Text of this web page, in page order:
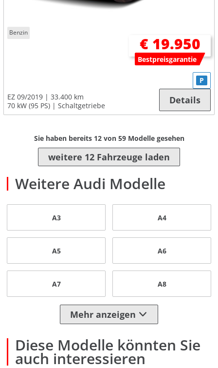
Benzin
€ 19.950
Bestpreisgarantie
EZ 09/2019
33.400 km
70 kW (95 PS)
Schaltgetriebe
P
Details
Sie haben bereits 12von 59Modelle gesehen
weitere 12 Fahrzeuge laden
Weitere Audi Modelle
A3 A4
A5 A6
A7 A8
Mehr anzeigen
Diese Modelle könnten Sie
auch interessieren